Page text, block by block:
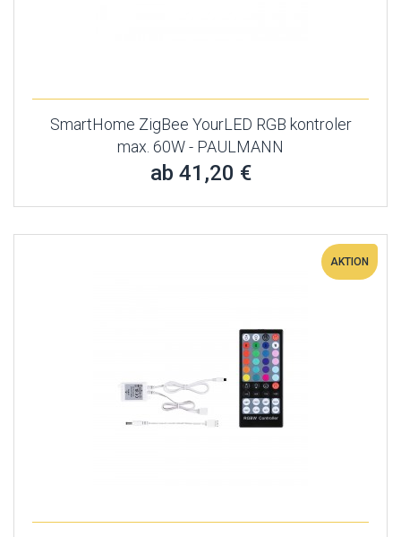
SmartHome ZigBee YourLED RGB kontroler
max. 60W - PAULMANN
ab 41,20 €
AKTION